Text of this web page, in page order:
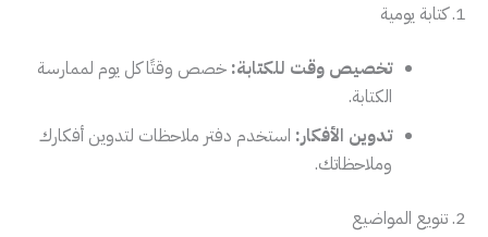
1. كتابة يومية
تخصيص وقت للكتابة: خصص وقتًا كل يوم لممارسة
الكتابة.
تدوين الأفكار: استخدم دفتر ملاحظات لتدوين أفكارك
وملاحظاتك.
2. تنويع المواضيع